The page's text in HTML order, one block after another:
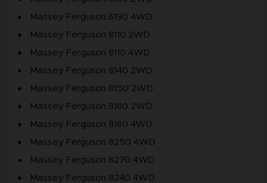
Massey Ferguson 6190 4WD
Massey Ferguson 8110 2WD
Massey Ferguson 8110 4WD
Massey Ferguson 8140 2WD
Massey Ferguson 8150 2WD
Massey Ferguson 8160 2WD
Massey Ferguson 8160 4WD
Massey Ferguson 8250 4WD
Massey Ferguson 8270 4WD
Massey Ferguson 8240 4WD